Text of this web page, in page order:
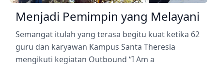
Menjadi Pemimpin yang Melayani
Semangat itulah yang terasa begitu kuat ketika 62
guru dan karyawan Kampus Santa Theresia
mengikuti kegiatan Outbound “I Am a